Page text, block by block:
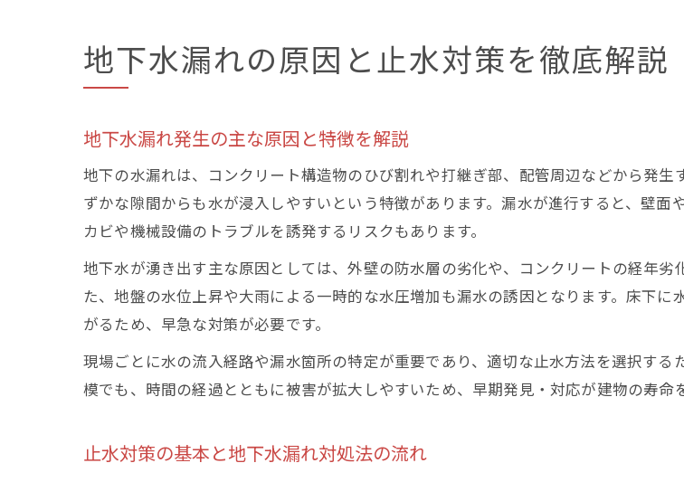
コンクリートから染み出る水の補修
コンクリートからの水漏れ補修
止水材と止水セメントの効果
ひび割れへの注入補修で地下
地下空間で発生する漏水を見極める
地下水漏れの発生箇所を見分
コンクリートから水が染み出
地下水漏れリスク評価の基本的
止水工事前に必要な現場調査
地下水漏れの原因と止水対策を徹底解説
地下水漏れ発生の主な原因と特徴を解説
地下の水漏れは、コンクリート構造物のひび割れや打継ぎ部、配管周辺などから発
ずかな隙間からも水が浸入しやすいという特徴があります。漏水が進行すると、壁面
カビや機械設備のトラブルを誘発するリスクもあります。
地下水が湧き出す主な原因としては、外壁の防水層の劣化や、コンクリートの経年
た、地盤の水位上昇や大雨による一時的な水圧増加も漏水の誘因となります。床下
がるため、早急な対策が必要です。
現場ごとに水の流入経路や漏水箇所の特定が重要であり、適切な止水方法を選択す
模でも、時間の経過とともに被害が拡大しやすいため、早期発見・対応が建物の寿命
止水対策の基本と地下水漏れ対処法の流れ